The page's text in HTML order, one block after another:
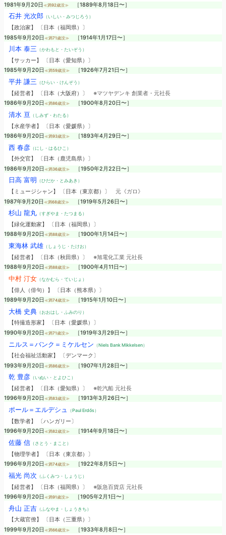
1981年9月20日 ≪満92歳没≫ ［1889年8月18日〜］
石井 光次郎（いしい・みつじろう）
【政治家】 〔日本（福岡県）〕
1985年9月20日 ≪満71歳没≫ ［1914年1月17日〜］
川本 泰三 （かわもと・たいぞう）
【サッカー】 〔日本（愛知県）〕
1985年9月20日 ≪満59歳没≫ ［1926年7月21日〜］
平井 謙三 （ひらい・けんぞう）
【経営者】 〔日本（大阪府）〕 ※マツヤデンキ 創業者・元社長
1986年9月20日 ≪満86歳没≫ ［1900年8月20日〜］
清水 亘 （しみず・わたる）
【水産学者】 〔日本（愛媛県）〕
1986年9月20日 ≪満93歳没≫ ［1893年4月29日〜］
西 春彦（にし・はるひこ）
【外交官】 〔日本（鹿児島県）〕
1986年9月20日 ≪満36歳没≫ ［1950年2月22日〜］
日高 富明 （ひだか・とみあき）
【ミュージシャン】 〔日本（東京都）〕 元《ガロ》
1987年9月20日 ≪満68歳没≫ ［1919年5月26日〜］
杉山 龍丸（すぎやま・たつまる）
【緑化運動家】 〔日本（福岡県）〕
1988年9月20日 ≪満88歳没≫ ［1900年1月14日〜］
東海林 武雄（しょうじ・たけお）
【経営者】 〔日本（秋田県）〕 ※旭電化工業 元社長
1988年9月20日 ≪満88歳没≫ ［1900年4月11日〜］
中村 汀女（なかむら・ていじょ）
【俳人（俳句）】 〔日本（熊本県）〕
1989年9月20日 ≪満74歳没≫ ［1915年1月10日〜］
大橋 史典（おおはし・ふみのり）
【特撮造形家】 〔日本（愛媛県）〕
1990年9月20日 ≪満71歳没≫ ［1919年3月29日〜］
ニルス＝バンク＝ミケルセン （Niels Bank Mikkelsen）
【社会福祉活動家】 〔デンマーク〕
1993年9月20日 ≪満86歳没≫ ［1907年1月28日〜］
乾 豊彦（いぬい・とよひこ）
【経営者】 〔日本（愛知県）〕 ※乾汽船 元社長
1996年9月20日 ≪満83歳没≫ ［1913年3月26日〜］
ポール＝エルデシュ （Paul Erdős）
【数学者】 〔ハンガリー〕
1996年9月20日 ≪満82歳没≫ ［1914年9月18日〜］
佐藤 信（さとう・まこと）
【物理学者】 〔日本（東京都）〕
1996年9月20日 ≪満74歳没≫ ［1922年8月5日〜］
福光 尚次 （ふくみつ・しょうじ）
【経営者】 〔日本（福岡県）〕 ※阪急百貨店 元社長
1996年9月20日 ≪満91歳没≫ ［1905年2月1日〜］
舟山 正吉（ふなやま・しょうきち）
【大蔵官僚】 〔日本（三重県）〕
1999年9月20日 ≪満66歳没≫ ［1933年8月8日〜］